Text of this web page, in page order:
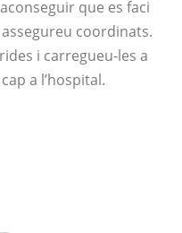
que es faci
coordinats.
i carregueu-les a
a l’hospital.